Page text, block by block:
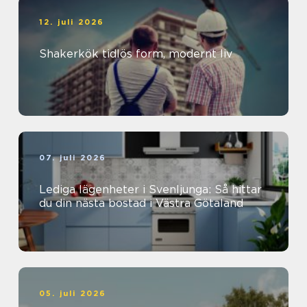
12. juli 2026
Shakerkök tidlös form, modernt liv
07. juli 2026
Lediga lägenheter i Svenljunga: Så hittar
du din nästa bostad i Västra Götaland
05. juli 2026